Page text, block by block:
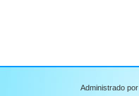
Administrado por